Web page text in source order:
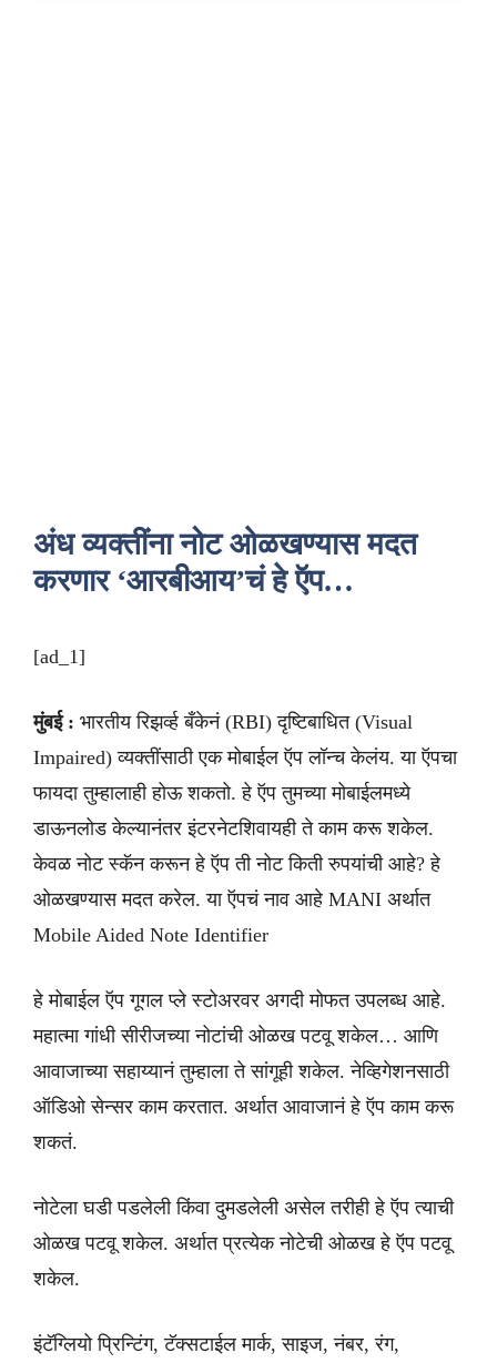
अंध व्यक्तींना नोट ओळखण्यास मदत
करणार ‘आरबीआय’चं हे ऍप…
[ad_1]
मुंबई : भारतीय रिझर्व्ह बँकेनं (RBI) दृष्टिबाधित (Visual
Impaired) व्यक्तींसाठी एक मोबाईल ऍप लॉन्च केलंय. या ऍपचा
फायदा तुम्हालाही होऊ शकतो. हे ऍप तुमच्या मोबाईलमध्ये
डाऊनलोड केल्यानंतर इंटरनेटशिवायही ते काम करू शकेल.
केवळ नोट स्कॅन करून हे ऍप ती नोट किती रुपयांची आहे? हे
ओळखण्यास मदत करेल. या ऍपचं नाव आहे MANI अर्थात
Mobile Aided Note Identifier
हे मोबाईल ऍप गूगल प्ले स्टोअरवर अगदी मोफत उपलब्ध आहे.
महात्मा गांधी सीरीजच्या नोटांची ओळख पटवू शकेल… आणि
आवाजाच्या सहाय्यानं तुम्हाला ते सांगूही शकेल. नेव्हिगेशनसाठी
ऑडिओ सेन्सर काम करतात. अर्थात आवाजानं हे ऍप काम करू
शकतं.
नोटेला घडी पडलेली किंवा दुमडलेली असेल तरीही हे ऍप त्याची
ओळख पटवू शकेल. अर्थात प्रत्येक नोटेची ओळख हे ऍप पटवू
शकेल.
इंटॅग्लियो प्रिन्टिंग, टॅक्सटाईल मार्क, साइज, नंबर, रंग,